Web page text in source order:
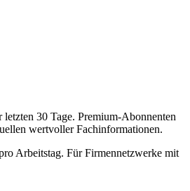
30 Tage. Premium-Abonnenten
wertvoller Fachinformationen.
Arbeitstag. Für Firmennetzwerke mit